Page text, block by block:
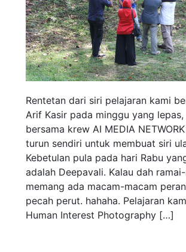
Rentetan dari siri pelajaran kami
Arif Kasir pada minggu yang lepas,
bersama krew AI MEDIA
turun sendiri untuk membuat siri
Kebetulan pula pada hari Rabu
adalah Deepavali. Kalau dah
memang ada macam-macam
pecah perut. hahaha. Pelajaran
Human Interest Photography […]